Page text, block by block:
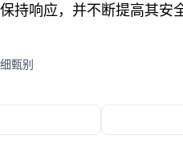
持响应，并不断提高其安
甄别